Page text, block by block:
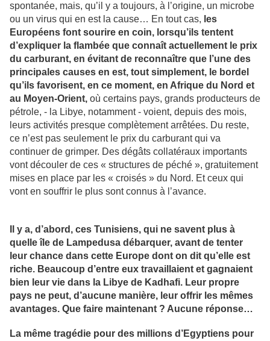
spontanée, mais, qu’il y a toujours, à l’origine, un microbe
ou un virus qui en est la cause… En tout cas, les
Européens font sourire en coin, lorsqu’ils tentent
d’expliquer la flambée que connaît actuellement le prix
du carburant, en évitant de reconnaître que l’une des
principales causes en est, tout simplement, le bordel
qu’ils favorisent, en ce moment, en Afrique du Nord et
au Moyen-Orient, où certains pays, grands producteurs de
pétrole, - la Libye, notamment - voient, depuis des mois,
leurs activités presque complètement arrêtées. Du reste,
ce n’est pas seulement le prix du carburant qui va
continuer de grimper. Des dégâts collatéraux importants
vont découler de ces « structures de péché », gratuitement
mises en place par les « croisés » du Nord. Et ceux qui
vont en souffrir le plus sont connus à l’avance.
Il y a, d’abord, ces Tunisiens, qui ne savent plus à
quelle île de Lampedusa débarquer, avant de tenter
leur chance dans cette Europe dont on dit qu’elle est
riche. Beaucoup d’entre eux travaillaient et gagnaient
bien leur vie dans la Libye de Kadhafi. Leur propre
pays ne peut, d’aucune manière, leur offrir les mêmes
avantages. Que faire maintenant ? Aucune réponse…
La même tragédie pour des millions d’Egyptiens pour